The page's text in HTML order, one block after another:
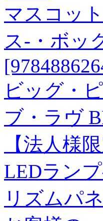
マスコッ
ス-・ボッ
ビッグ・
ブ・ラヴ
【法人様
LEDラン
リズムパ